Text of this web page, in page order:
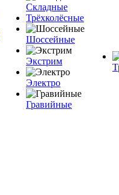
Складные
Трёхколёсные
Шоссейные
Экстрим
Электро
Гравийные